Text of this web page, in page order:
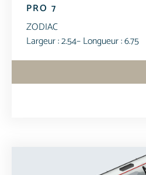
PRO 7
ZODIAC
Largeur : 2.54– Longueur : 6.75